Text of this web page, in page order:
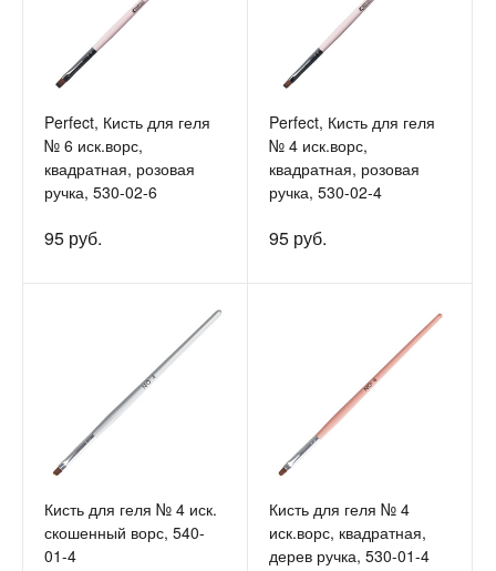
Perfect, Кисть для геля
№ 6 иск.ворс,
квадратная, розовая
ручка, 530-02-6
95 руб.
Perfect, Кисть для геля
№ 4 иск.ворс,
квадратная, розовая
ручка, 530-02-4
95 руб.
Кисть для геля № 4 иск.
скошенный ворс, 540-
01-4
Кисть для геля № 4
иск.ворс, квадратная,
дерев ручка, 530-01-4